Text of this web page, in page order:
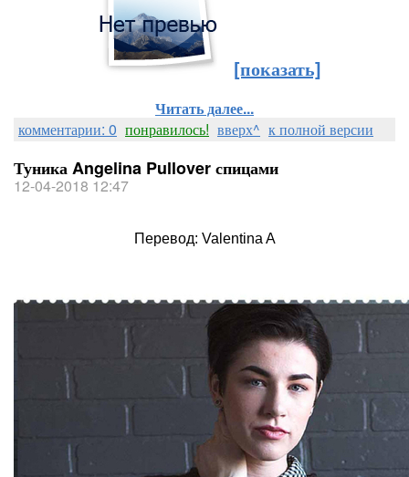
[показать]
Читать далее...
комментарии: 0 понравилось! вверх^ к полной версии
Туника Angelina Pullover спицами
12-04-2018 12:47
Перевод: Valentina A